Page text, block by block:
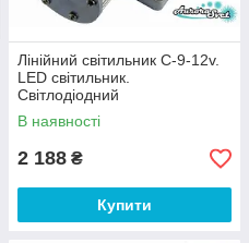
Лінійний світильник C-9-12v.
LED світильник.
Світлодіодний
вологозахищений LED
світильник.
В наявності
2 188 ₴
Купити